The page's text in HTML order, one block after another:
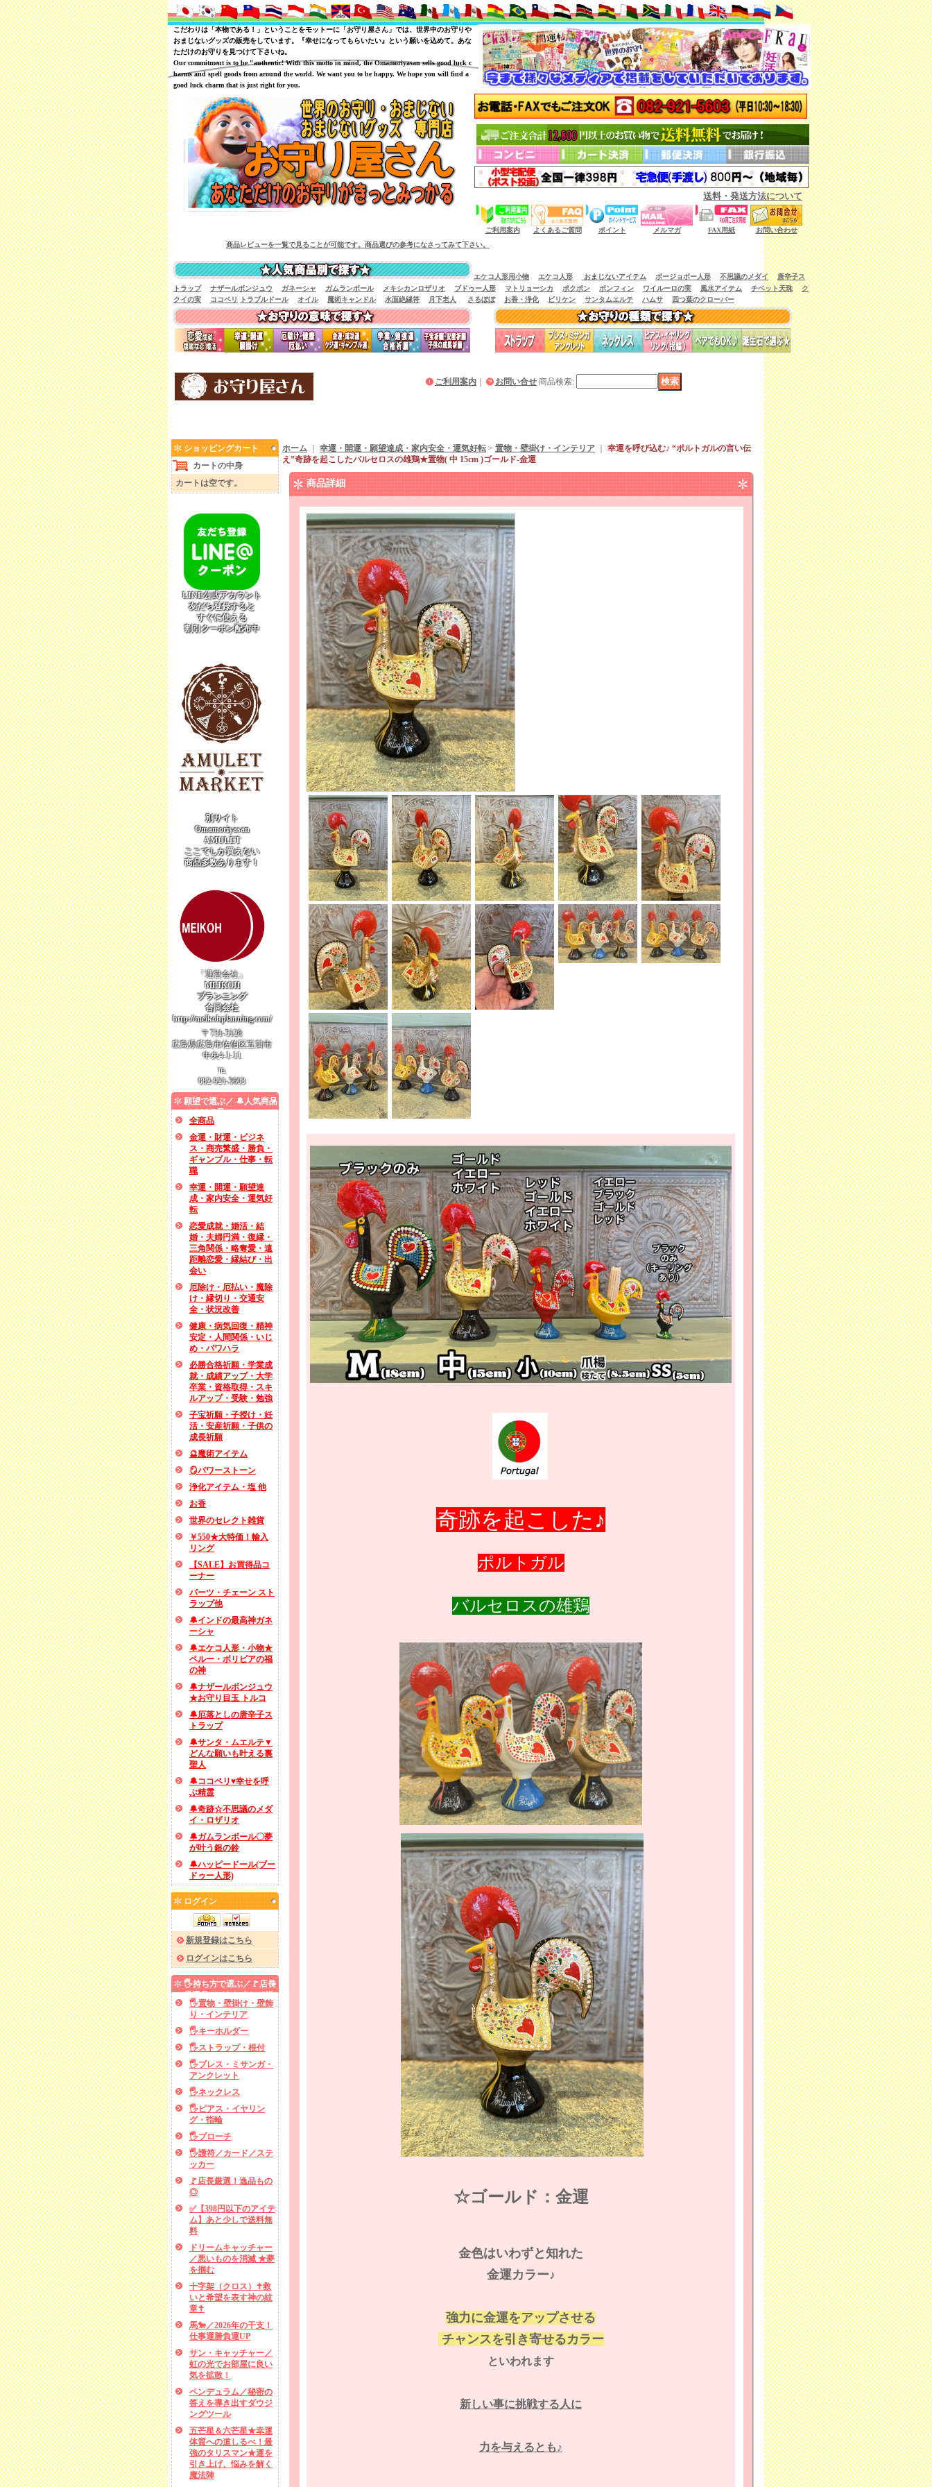
こだわりは「本物である！」ということをモットーに「お守り屋さん」では、世界中のお守りや
おまじないグッズの販売をしています。『幸せになってもらいたい』という願いを込めて。あな
ただけのお守りを見つけて下さいね。
Our commitment is to be "authentic! With this motto in mind, the Omamoriyasan sells good luck c
harms and spell goods from around the world. We want you to be happy. We hope you will find a
good luck charm that is just right for you.
送料・発送方法について
ご利用案内 よくあるご質問 ポイント メルマガ FAX用紙
お問い合わせ
商品レビューを一覧で見ることが可能です。商品選びの参考になさってみて下さい。
エケコ人形用小物 エケコ人形 おまじないアイテム ボージョボー人形 不思議のメダイ
唐辛子ス
トラップ
ナザールボンジュウ ガネーシャ ガムランボール メキシカンロザリオ ブドゥー人形 マトリョーシカ ポクポン ボンフィン ワイルーロの実 風水アイテム チベット天珠
ク
クイの実
ココペリ トラブルドール オイル 魔術キャンドル 水面絶縁符 月下老人 さるぼぼ お香・浄化 ビリケン サンタムエルテ ハムサ 四つ葉のクローバー
ご利用案内 お問い合せ 商品検索:
ショッピングカート
カートの中身
カートは空です。
LINE公式アカウント
友だち登録すると
すぐに使える
割引クーポン配布中
別サイト
Omamoriyasan
AMULET
ここでしか買えない
商品多数あります！
「運営会社」
MEIKOH
プランニング
合同会社
http://meikohplanning.com/
〒731-5128
広島県広島市佐伯区五日市
中央4-1-11
℡
082-921-5603
願望で選ぶ／ 🔔人気商品
／ SALE品
全商品
金運・財運・ビジネ
ス・商売繁盛・勝負・
ギャンブル・仕事・転
職
幸運・開運・願望達
成・家内安全・運気好
転
恋愛成就・婚活・結
婚・夫婦円満・復縁・
三角関係・略奪愛・遠
距離恋愛・縁結び・出
会い
厄除け・厄払い・魔除
け・縁切り・交通安
全・状況改善
健康・病気回復・精神
安定・人間関係・いじ
め・パワハラ
必勝合格祈願・学業成
就・成績アップ・大学
卒業・資格取得・スキ
ルアップ・受験・勉強
子宝祈願・子授け・妊
活・安産祈願・子供の
成長祈願
🔮魔術アイテム
🪞パワーストーン
浄化アイテム・塩 他
お香
世界のセレクト雑貨
￥550★大特価！輸入
リング
【SALE】お買得品コ
ーナー
パーツ・チェーン スト
ラップ他
🔔インドの最高神ガネ
ーシャ
🔔エケコ人形・小物★
ペルー・ボリビアの福
の神
🔔ナザールボンジュウ
★お守り目玉 トルコ
🔔厄落としの唐辛子ス
トラップ
🔔サンタ・ムエルテ▼
どんな願いも叶える裏
聖人
🔔ココペリ♥幸せを呼
ぶ精霊
🔔奇跡☆不思議のメダ
イ・ロザリオ
🔔ガムランボール〇夢
が叶う銀の鈴
🔔ハッピードール(ブー
ドゥー人形)
ログイン
新規登録はこちら
ログインはこちら
🖐️持ち方で選ぶ／🚩店長
厳選品／✅あと少しで送
料無料
🖐️置物・壁掛け・壁飾
り・インテリア
🖐️キーホルダー
🖐️ストラップ・根付
🖐️ブレス・ミサンガ・
アンクレット
🖐️ネックレス
🖐️ピアス・イヤリン
グ・指輪
🖐️ブローチ
🖐️護符／カード／ステ
ッカー
🚩店長厳選！逸品もの
◎
✅【398円以下のアイテ
ム】あと少しで送料無
料
ドリームキャッチャー
／悪いものを消滅 ★夢
を掴む
十字架（クロス）✝救
いと希望を表す神の紋
章✝
馬🐎／2026年の干支！
仕事運勝負運UP
サン・キャッチャー／
虹の光でお部屋に良い
気を拡散！
ペンデュラム／秘密の
答えを導き出すダウジ
ングツール
五芒星＆六芒星★幸運
体質への道しるべ！最
強のタリスマン★運を
引き上げ、悩みを解く
魔法陣
ホーム 幸運・開運・願望達成・家内安全・運気好転 > 置物・壁掛け・インテリア
幸運を呼び込む♪ “ポルトガルの言い伝
え”奇跡を起こしたバルセロスの雄鶏★置物( 中 15cm )ゴールド-金運
商品詳細
奇跡を起こした♪
ポルトガル
バルセロスの雄鶏
☆ゴールド：金運
金色はいわずと知れた
金運カラー♪
強力に金運をアップさせる
チャンスを引き寄せるカラー
といわれます
新しい事に挑戦する人に
力を与えるとも♪